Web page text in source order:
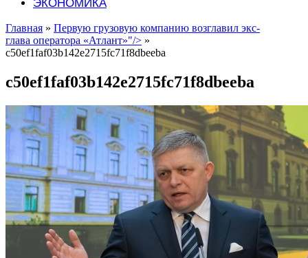
ЭКОНОМИКА
Главная » Первую грузовую компанию возглавил экс-
глава оператора «Атлант»"/> »
c50ef1faf03b142e2715fc71f8dbeeba
c50ef1faf03b142e2715fc71f8dbeeba